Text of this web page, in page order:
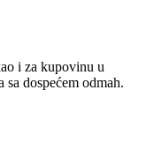
i za kupovinu u
dospećem odmah.